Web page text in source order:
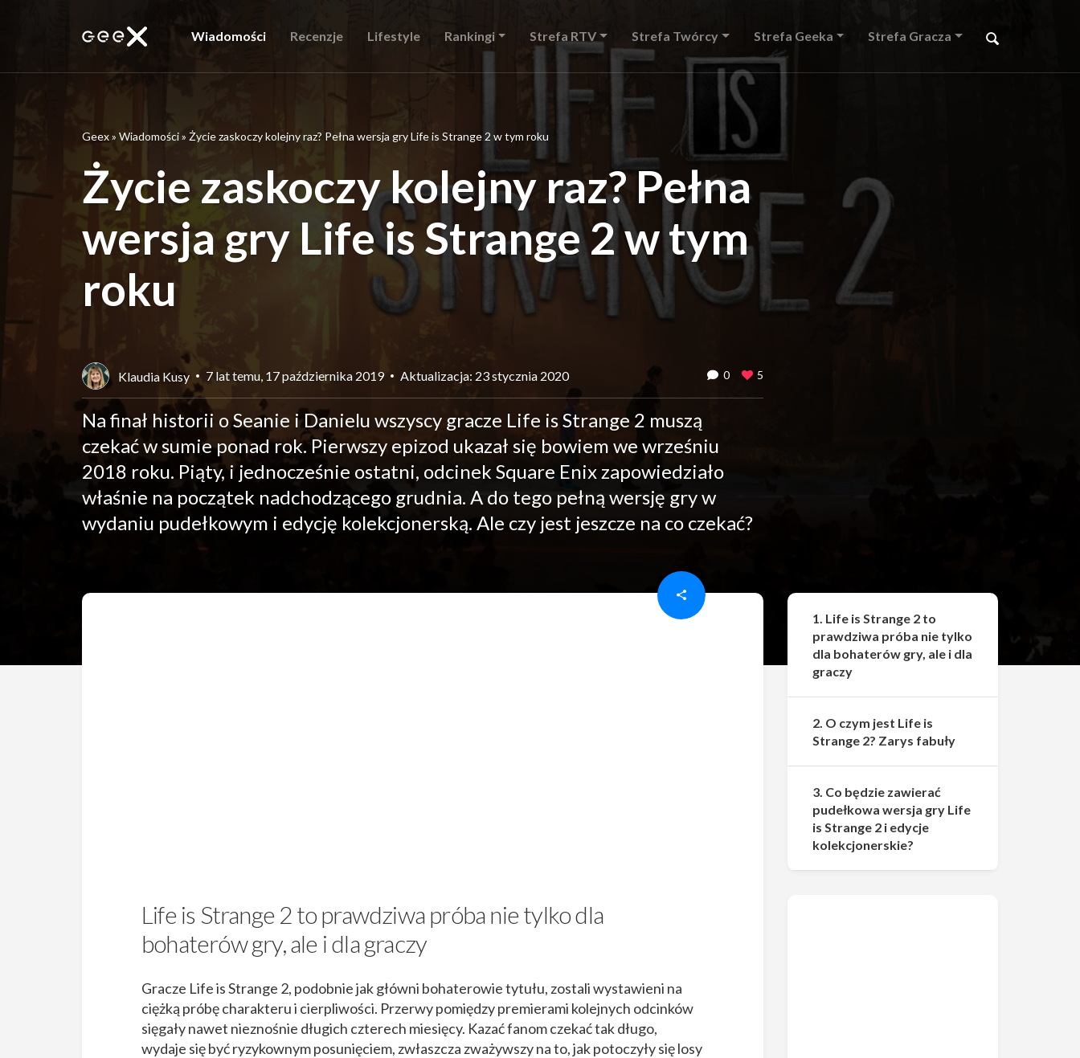
Wiadomości Recenzje Lifestyle Rankingi Strefa RTV Strefa Twórcy Strefa Geeka Strefa Gracza
Geex» Wiadomości» Życie zaskoczy kolejny raz? Pełna wersja gry Life is Strange 2 w tym roku
Życie zaskoczy kolejny raz? Pełna
wersja gry Life is Strange 2 w tym
roku
Klaudia Kusy 7 lat temu, 17 października 2019 Aktualizacja: 23 stycznia 2020 0 5
Na finał historii o Seanie i Danielu wszyscy gracze Life is Strange 2 muszą
czekać w sumie ponad rok. Pierwszy epizod ukazał się bowiem we wrześniu
2018 roku. Piąty, i jednocześnie ostatni, odcinek Square Enix zapowiedziało
właśnie na początek nadchodzącego grudnia. A do tego pełną wersję gry w
wydaniu pudełkowym i edycję kolekcjonerską. Ale czy jest jeszcze na co czekać?
Life is Strange 2 to prawdziwa próba nie tylko dla
bohaterów gry, ale i dla graczy
Gracze Life is Strange 2, podobnie jak główni bohaterowie tytułu, zostali wystawieni na
ciężką próbę charakteru i cierpliwości. Przerwy pomiędzy premierami kolejnych odcinków
sięgały nawet nieznośnie długich czterech miesięcy. Kazać fanom czekać tak długo,
wydaje się być ryzykownym posunięciem, zwłaszcza zważywszy na to, jak potoczyły się losy
1. Life is Strange 2 to
prawdziwa próba nie tylko
dla bohaterów gry, ale i dla
graczy
2. O czym jest Life is
Strange 2? Zarys fabuły
3. Co będzie zawierać
pudełkowa wersja gry Life
is Strange 2 i edycje
kolekcjonerskie?